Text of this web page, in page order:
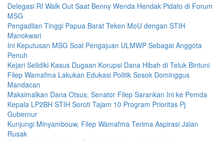
Delegasi RI Walk Out Saat Benny Wenda Hendak Pidato di Forum
MSG
Pengadilan Tinggi Papua Barat Teken MoU dengan STIH
Manokwari
Ini Keputusan MSG Soal Pengajuan ULMWP Sebagai Anggota
Penuh
Kejari Selidiki Kasus Dugaan Korupsi Dana Hibah di Teluk Bintuni
Filep Wamafma Lakukan Edukasi Politik Sosok Dominggus
Mandacan
Maksimalkan Dana Otsus, Senator Filep Sarankan Ini ke Pemda
Kepala LP2BH STIH Soroti Tajam 10 Program Prioritas Pj
Gubernur
Kunjungi Minyambouw, Filep Wamafma Terima Aspirasi Jalan
Rusak